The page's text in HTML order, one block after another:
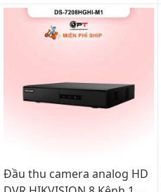
Đầu thu camera analog HD